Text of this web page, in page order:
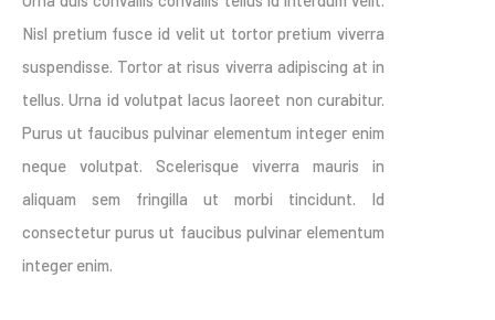
Nisl pretium fusce id velit ut tortor pretium viverra
suspendisse. Tortor at risus viverra adipiscing at in
tellus. Urna id volutpat lacus laoreet non curabitur.
Purus ut faucibus pulvinar elementum integer enim
neque volutpat. Scelerisque viverra mauris in
aliquam sem fringilla ut morbi tincidunt. Id
consectetur purus ut faucibus pulvinar elementum
integer enim.